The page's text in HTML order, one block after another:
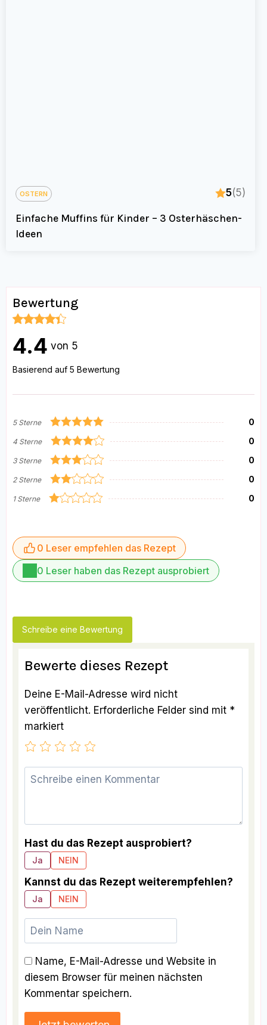
OSTERN 5(5)
Einfache Muffins für Kinder – 3 Osterhäschen-
Ideen
Bewertung
4.4 von 5
Basierend auf 5 Bewertung
5 Sterne 0
4 Sterne 0
3 Sterne 0
2 Sterne 0
1 Sterne 0
0 Leser empfehlen das Rezept
0 Leser haben das Rezept ausprobiert
Schreibe eine Bewertung
Bewerte dieses Rezept
Deine E-Mail-Adresse wird nicht
veröffentlicht. Erforderliche Felder sind mit *
markiert
Hast du das Rezept ausprobiert?
Ja NEIN
Kannst du das Rezept weiterempfehlen?
Ja NEIN
Name, E-Mail-Adresse und Website in
diesem Browser für meinen nächsten
Kommentar speichern.